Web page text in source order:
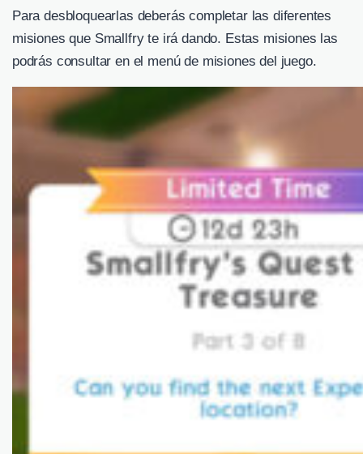
Para desbloquearlas deberás completar las diferentes
misiones que Smallfry te irá dando. Estas misiones las
podrás consultar en el menú de misiones del juego.